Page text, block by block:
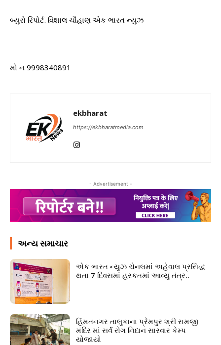
બ્યુરો રિપોર્ટ. વિશાલ ચૌહાણ એક ભારત ન્યુઝ
મો ન 9998340891
ekbharat
https://ekbharatmedia.com
- Advertisement -
અન્ય સમાચાર
એક ભારત ન્યુઝ ચેનલમાં અહેવાલ પ્રસિદ્ધ
થતા 7 દિવસમાં હરકતમાં આવ્યું તંત્ર..
હિંમતનગર તાલુકાના પ્રેમપુર શ્રી રામજી
મંદિર માં સર્વ રોગ નિદાન સારવાર કેમ્પ
યોજાયો